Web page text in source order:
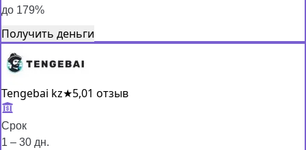
до 179%
Получить деньги
Tengebai kz★5,01 отзыв
Срок
1 – 30 дн.